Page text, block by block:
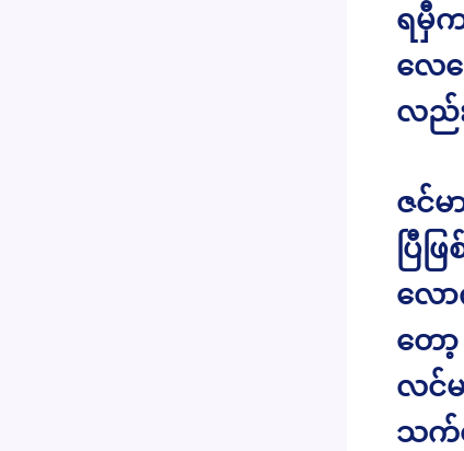
ရမှီ
လေ
လည်
ဇင်
ပြီ
လေ
တေ
လင်မ
သက်တ